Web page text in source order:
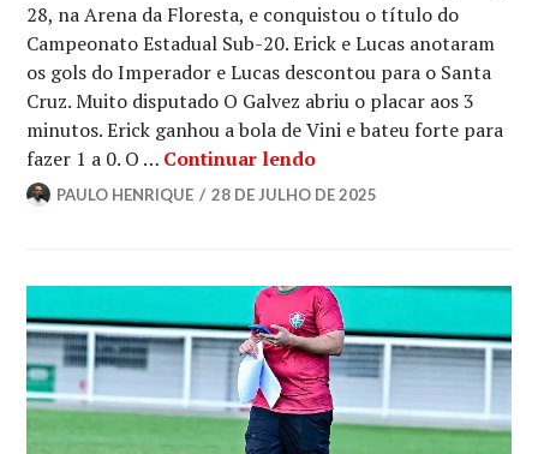
28, na Arena da Floresta, e conquistou o título do
Campeonato Estadual Sub-20. Erick e Lucas anotaram
os gols do Imperador e Lucas descontou para o Santa
Cruz. Muito disputado O Galvez abriu o placar aos 3
minutos. Erick ganhou a bola de Vini e bateu forte para
fazer 1 a 0. O … Continuar lendo
PAULO HENRIQUE 28 DE JULHO DE 2025